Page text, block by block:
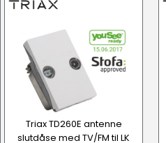
Triax TD260E antenne
slutdåse med TV/FM til LK